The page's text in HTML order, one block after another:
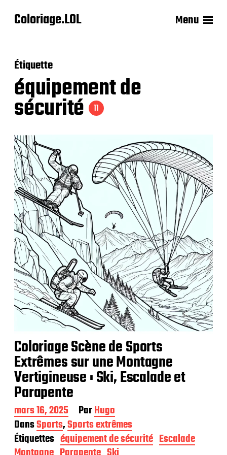
Coloriage.LOL Menu
Étiquette
équipement de
sécurité 11
Coloriage Scène de Sports
Extrêmes sur une Montagne
Vertigineuse : Ski, Escalade et
Parapente
D
a
t
e
d
mars 16, 2025 ParHugo
DansSports,Sports extrêmes
Étiquettes équipement de sécurité Escalade